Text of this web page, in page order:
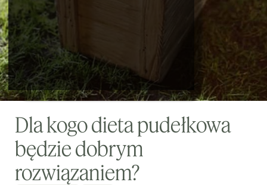
Dla kogo dieta pudełkowa
będzie dobrym
rozwiązaniem?